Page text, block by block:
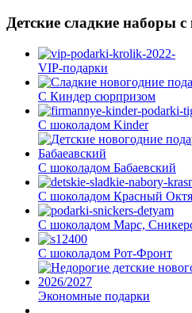
Детские сладкие наборы
VIP-подарки
С Киндер сюрпризом
С шоколадом Kinder
С шоколадом Бабаевский
С шоколадом Красный
С шоколадом Марс,
С шоколадом Рот-Фронт
Экономные подарки